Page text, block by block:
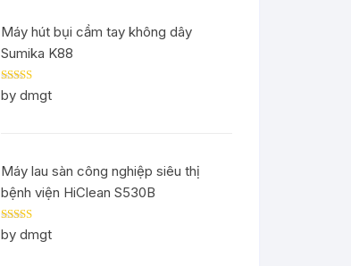
Máy hút bụi cầm tay không dây
Sumika K88
Rated5out
of 5
by dmgt
Máy lau sàn công nghiệp siêu thị
bệnh viện HiClean S530B
Rated5out
of 5
by dmgt